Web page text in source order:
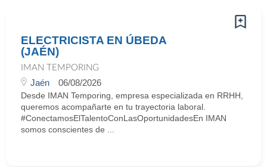
ELECTRICISTA EN ÚBEDA
(JAÉN)
IMAN TEMPORING
Jaén 06/08/2026
Desde IMAN Temporing, empresa especializada en RRHH,
queremos acompañarte en tu trayectoria laboral.
#ConectamosElTalentoConLasOportunidadesEn IMAN
somos conscientes de ...